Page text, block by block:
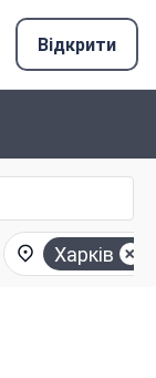
Відкрити
Харків